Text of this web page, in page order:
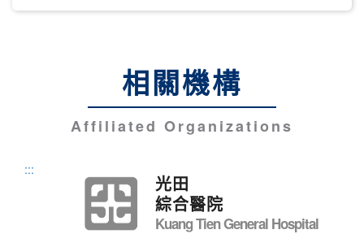
相關機構
Affiliated Organizations
:::
光田
綜合醫院
Kuang Tien General Hospital